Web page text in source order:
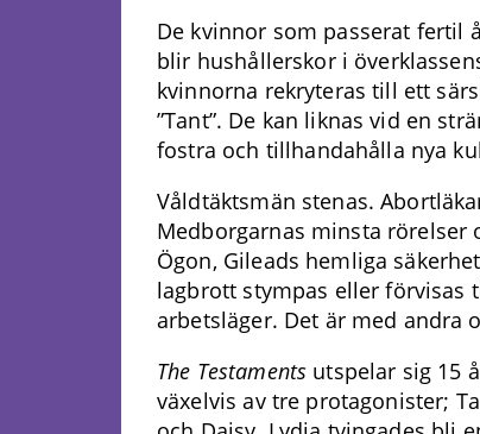
De kvinnor som passerat fertil
blir hushållerskor i
kvinnorna rekryteras till ett
”Tant”. De kan liknas vid en
fostra och tillhandahålla nya
Våldtäktsmän stenas.
Medborgarnas minsta rörelser
Ögon, Gileads hemliga
lagbrott stympas eller förvisas
arbetsläger. Det är med andra
The Testaments utspelar sig 15
växelvis av tre protagonister;